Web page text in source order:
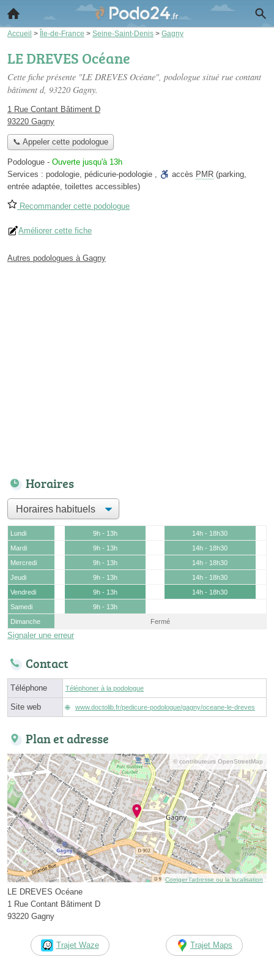
Accueil > Île-de-France > Seine-Saint-Denis > Gagny
LE DREVES Océane
Cette fiche présente "LE DREVES Océane", podologue situé rue contant
bâtiment d, 93220 Gagny.
1 Rue Contant Bâtiment D
93220 Gagny
📞 Appeler cette podologue
Podologue - Ouverte jusqu'à 13h
Services : podologie, pédicurie-podologie , accès PMR (parking,
entrée adaptée, toilettes accessibles)
Recommander cette podologue
Améliorer cette fiche
Autres podologues à Gagny
Horaires
Lundi 9h - 13h
14h - 18h30
Mardi
9h - 13h
14h - 18h30
Mercredi
9h - 13h
14h - 18h30
Jeudi
9h - 13h
14h - 18h30
Vendredi
9h - 13h
14h - 18h30
Samedi
9h - 13h
Dimanche
Fermé
Signaler une erreur
Contact
Téléphone Téléphoner à la podologue
Site web www.doctolib.fr/pedicure-podologue/gagny/oceane-le-dreves
Plan et adresse
© contributeurs OpenStreetMap
Corriger l’adresse ou la localisation
LE DREVES Océane
1 Rue Contant Bâtiment D
93220 Gagny
Trajet Waze Trajet Maps